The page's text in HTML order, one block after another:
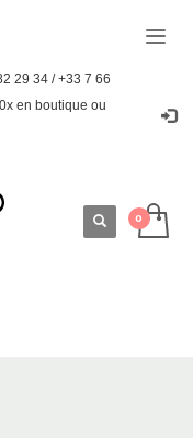
29 34 / +33 7 66
en boutique ou